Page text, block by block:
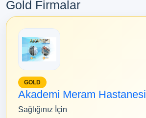
Gold Firmalar
GOLD
Akademi Meram Hastanesi
Sağlığınız İçin